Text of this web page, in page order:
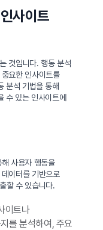
사이트
것입니다. 행동 분석
요한 인사이트를
분석 기법을 통해
수 있는 인사이트에
사용자 행동을
이터를 기반으로
할 수 있습니다.
이트나
를 분석하여, 주요